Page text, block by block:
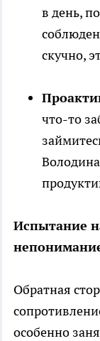
в день,
скучно,
что-то
Испытание
Обратная
особенно